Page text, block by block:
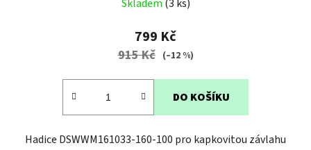
hodnocení
produktu
je
Skladem (3 ks)
799 Kč
915 Kč (–12 %)
DO KOŠÍKU
Hadice DSWWM161033-160-100 pro kapkovitou závlahu